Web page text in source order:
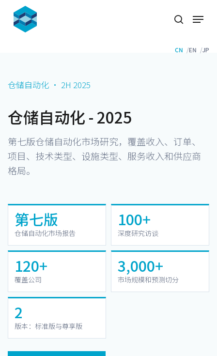
main
search
Menu
CN EN JP
仓储自动化 · 2H 2025
仓储自动化 - 2025
第七版仓储自动化市场研究，覆盖收入、订单、
项目、技术类型、设施类型、服务收入和供应商
格局。
第七版
仓储自动化市场报告
100+
深度研究访谈
120+
覆盖公司
3,000+
市场规模和预测切分
2
版本：标准版与尊享版